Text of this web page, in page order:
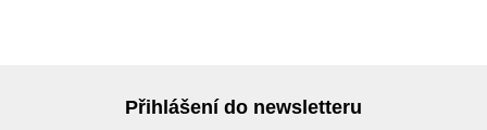
Přihlášení do newsletteru